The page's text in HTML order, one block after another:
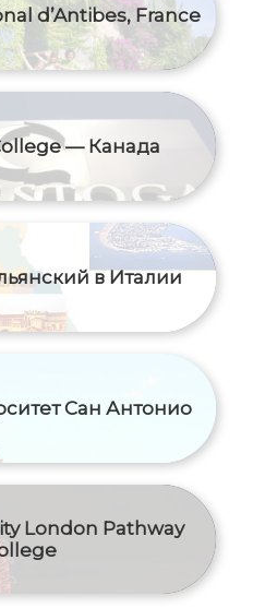
d’Antibes, France
— Канада
в Италии
Сан Антонио
London Pathway